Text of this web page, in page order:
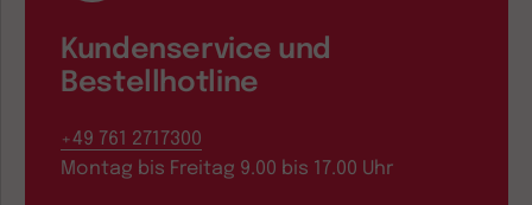
Kundenservice und
Bestellhotline
+49 761 2717300
Montag bis Freitag 9.00 bis 17.00 Uhr